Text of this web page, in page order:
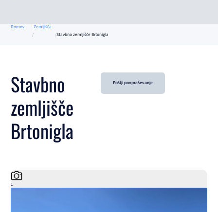
Domov
Zemljišča
Stavbno zemljišče Brtonigla
Stavbno
zemljišče
Brtonigla
Pošlji povpraševanje
1